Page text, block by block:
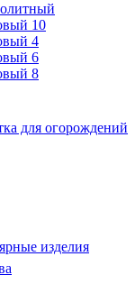
10
4
6
8
для огорождений
изделия